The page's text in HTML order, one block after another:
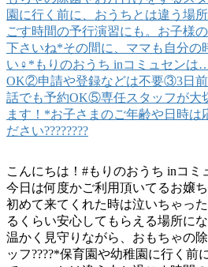
こんにちは！#もりのおうち inコミ
今日は何度かご利用頂いてるお嬢ち
初めて来てくれた時は泣いちゃっ
るくらい安心してもらえる場所に
温かく見守りながら、おもちゃの
ッフ‍????*保育園や幼稚園に行く前